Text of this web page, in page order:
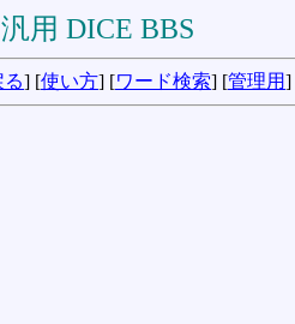
汎用 DICE BBS
る] [使い方] [ワード検索] [管理用]